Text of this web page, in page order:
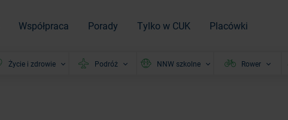
Współpraca Porady Tylko w CUK Placówki
Życie i zdrowie Podróż NNW szkolne Rower